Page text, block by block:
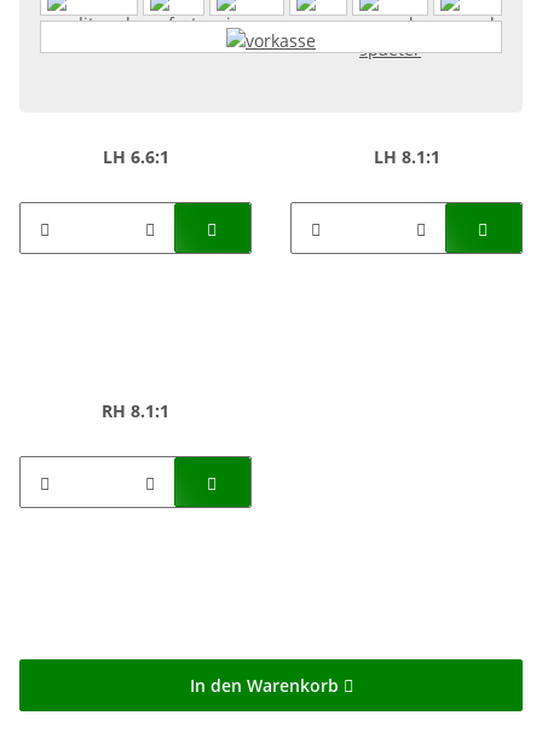
LH 6.6:1 LH 8.1:1
RH 8.1:1
In den Warenkorb